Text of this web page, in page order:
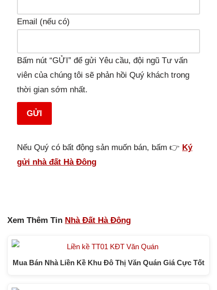
Email (nếu có)
Bấm nút “GỬI” để gửi Yêu cầu, đội ngũ Tư vấn
viên của chúng tôi sẽ phản hồi Quý khách trong
thời gian sớm nhất.
GỬI
Nếu Quý có bất động sản muốn bán, bấm 👉 Ký
gửi nhà đất Hà Đông
Xem Thêm Tin Nhà Đất Hà Đông
Mua Bán Nhà Liền Kề Khu Đô Thị Văn Quán Giá Cực Tốt